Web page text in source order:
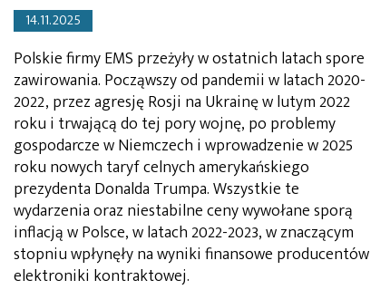
14.11.2025
Polskie firmy EMS przeżyły w ostatnich latach spore
zawirowania. Począwszy od pandemii w latach 2020-
2022, przez agresję Rosji na Ukrainę w lutym 2022
roku i trwającą do tej pory wojnę, po problemy
gospodarcze w Niemczech i wprowadzenie w 2025
roku nowych taryf celnych amerykańskiego
prezydenta Donalda Trumpa. Wszystkie te
wydarzenia oraz niestabilne ceny wywołane sporą
inflacją w Polsce, w latach 2022-2023, w znaczącym
stopniu wpłynęły na wyniki finansowe producentów
elektroniki kontraktowej.